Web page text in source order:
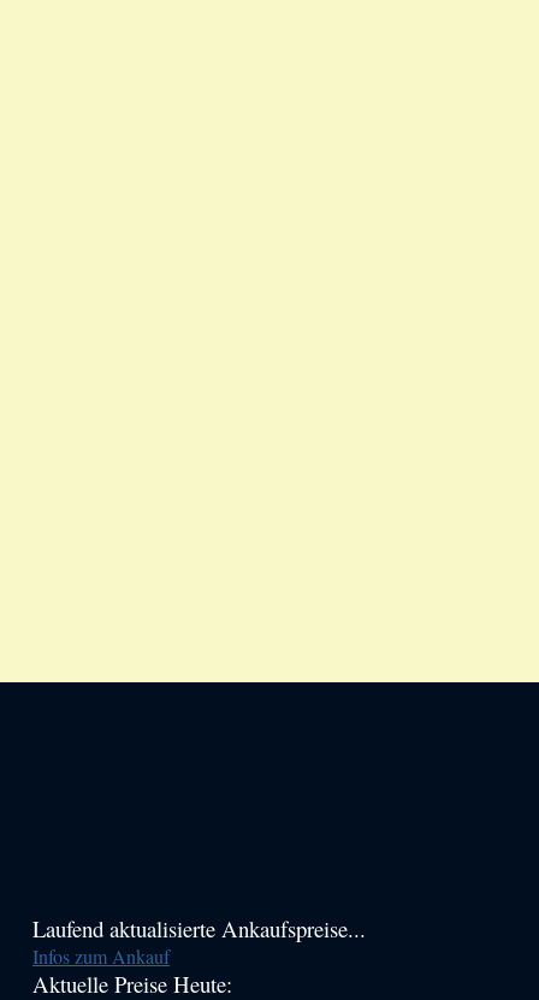
Haupt-
Sidebar
Laufend aktualisierte Ankaufspreise...
Infos zum Ankauf
Aktuelle Preise Heute: